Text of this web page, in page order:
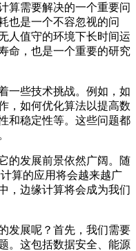
算需要解决的一个重要问
也是一个不容忽视的问
人值守的环境下长时间运
命，也是一个重要的研究
一些技术挑战。例如，如
，如何优化算法以提高数
和稳定性等。这些问题都
的发展前景依然广阔。随
算的应用将会越来越广
，边缘计算将会成为我们
发展呢？首先，我们需要
。这包括数据安全、能源